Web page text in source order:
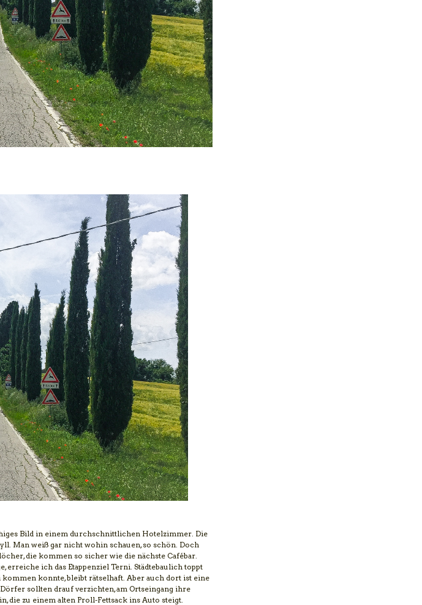
Bild in einem durchschnittlichen Hotelzimmer. Die
Man weiß gar nicht wohin schauen, so schön. Doch
die kommen so sicher wie die nächste Cafébar.
erreiche ich das Etappenziel Terni. Städtebaulich toppt
konnte, bleibt rätselhaft. Aber auch dort ist eine
sollten drauf verzichten, am Ortseingang ihre
die zu einem alten Proll-Fettsack ins Auto steigt.